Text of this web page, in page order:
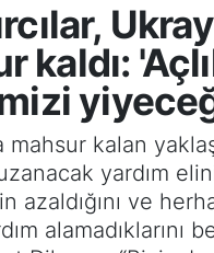
kaldı:
mahsur kalan
yardım
azaldığını ve
alamadıklarını
ve Fikstür
Haberleri